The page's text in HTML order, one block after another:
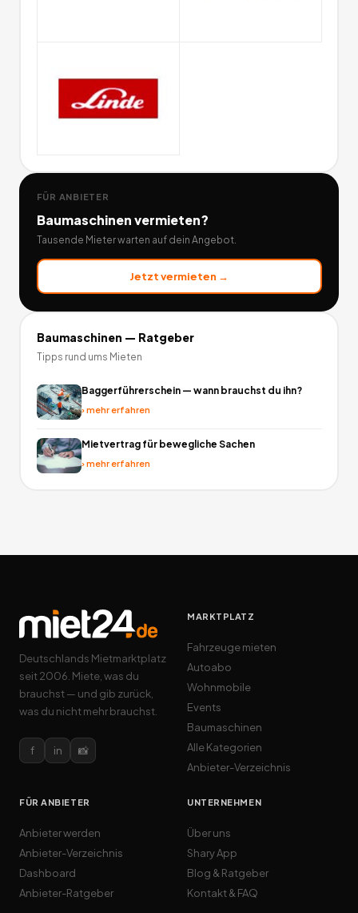
FÜR ANBIETER
Baumaschinenvermieten?
Tausende Mieter warten auf dein Angebot.
Jetzt vermieten →
Baumaschinen — Ratgeber
Tipps rund ums Mieten
Baggerführerschein — wann brauchst du ihn?
›mehr erfahren
Mietvertrag für bewegliche Sachen
›mehr erfahren
Deutschlands Mietmarktplatz
seit 2006. Miete, was du
brauchst — und gib zurück,
was du nicht mehr brauchst.
f in 📸
MARKTPLATZ
Fahrzeuge mieten
Autoabo
Wohnmobile
Events
Baumaschinen
Alle Kategorien
Anbieter-Verzeichnis
FÜR ANBIETER
Anbieter werden
Anbieter-Verzeichnis
Dashboard
Anbieter-Ratgeber
UNTERNEHMEN
Über uns
Shary App
Blog & Ratgeber
Kontakt & FAQ